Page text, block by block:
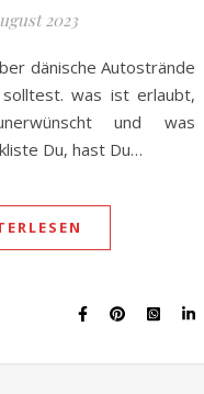
2023
dänische Autostrände
was ist erlaubt,
und was
Du, hast Du…